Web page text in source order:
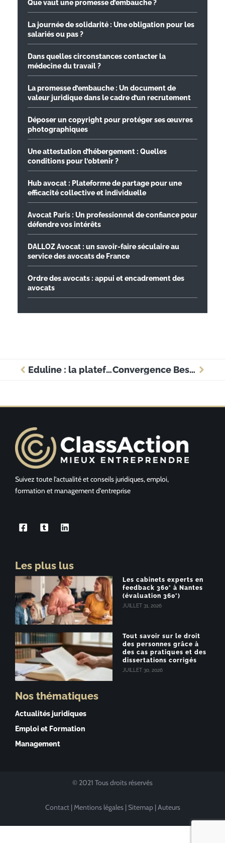
Que vaut une promesse d’embauche ?
La journée de solidarité : Une obligation pour les
salariés ou pas ?
Dans quelles circonstances contacter la
médecine du travail ?
La promesse d’embauche : Un document de
valeur juridique dans le cadre d’un recrutement
Déposer un copyright pour protéger ses œuvres
photographiques
Une attestation d’hébergement : Quelles
conditions pour l’obtenir ?
Hub avocat : Plateforme de partage pour une
efficacité collective et individuelle
Avocat Paris : Un professionnel de confiance pour
défendre vos intérêts
DALLOZ Avocat : un savoir-faire séculaire au
service des avocats de France
Ordre des avocats : appui et encadrement des
avocats
Eduline : la plateforme centrale pour accéder aux services académiques Convergence Besançon : la méthode d’accès rapide à la plateforme académique
Suivez toute l’actualité et conseils juridiques, emploi,
formation et management d’entreprise
Les plus lus
Les cabinets experts en
feedback 360° à Nantes
(évaluation 360°)
JUILLET 31, 2026
Tout savoir sur le droit
des personnes grâce à
des cas pratiques et des
dissertations corrigés
JUILLET 30, 2026
Nos thématiques
Actualités juridiques
Emploi et Formation
Management
© 2021 Tous droits réservés
Contact|Mentions légales| Sitemap|Auteurs